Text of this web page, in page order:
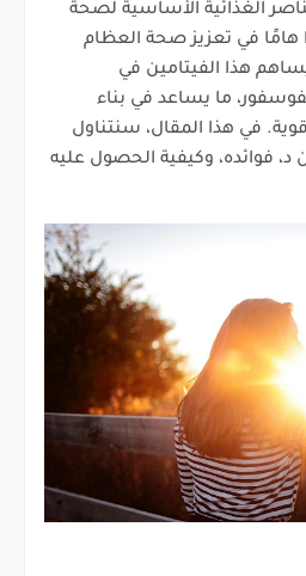
الغذائية الأساسية لصحة
هامًا في تعزيز صحة العظام
هذا الفيتامين في
ما يساعد في بناء
في هذا المقال، سنتناول
د، فوائده، وكيفية الحصول عليه